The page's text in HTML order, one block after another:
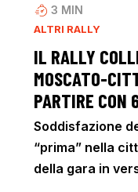
3 MIN
ALTRI RALLY
IL RALLY
MOSCATO-
PARTIRE CON
Soddisfazione
“prima” nella
della gara in